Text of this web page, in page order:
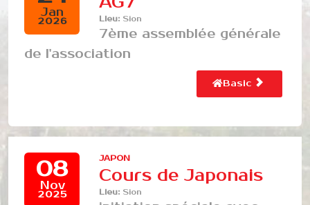
Jan
2026 Lieu: Sion
7ème assemblée générale
de l'association
Basic
08
Nov
2025
JAPON
Cours de Japonais
Lieu: Sion